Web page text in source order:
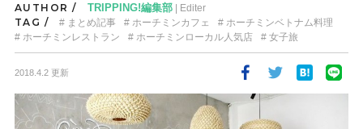
AUTHOR / TRIPPING!編集部| Editer
TAG / まとめ記事 ホーチミンカフェ
ホーチミンベトナム料理
ホーチミンレストラン
ホーチミンローカル人気店 女子旅
2018.4.2 更新